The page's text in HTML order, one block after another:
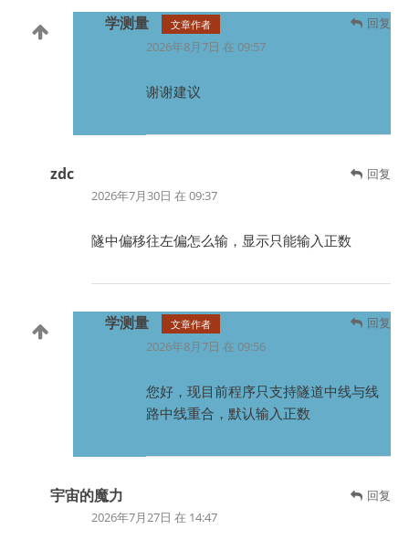
回复
学测量 文章作者
2026年8月7日 在 09:57
谢谢建议
回复
zdc
2026年7月30日 在 09:37
隧中偏移往左偏怎么输，显示只能输入正数
回复
学测量 文章作者
2026年8月7日 在 09:56
您好，现目前程序只支持隧道中线与线
路中线重合，默认输入正数
回复
宇宙的魔力
2026年7月27日 在 14:47